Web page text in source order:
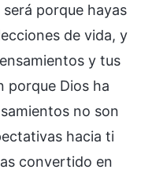
porque hayas
de vida, y
y tus
porque Dios ha
no son
hacia ti
convertido en